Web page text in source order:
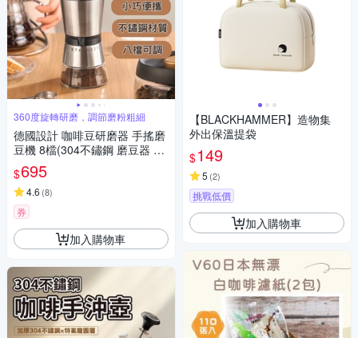
360度旋轉研磨，調節磨粉粗細
德國設計 咖啡豆研磨器 手搖磨
豆機 8檔(304不鏽鋼 磨豆器 手
動 咖啡粉 咖啡 研磨機 磨粉機
不銹鋼)
$695
4.6 (8)
券
加入購物車
【BLACKHAMMER】造物集
外出保溫提袋
$149
5 (2)
挑戰低價
加入購物車